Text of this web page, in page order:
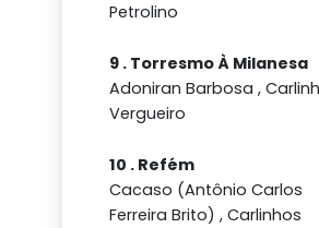
Petrolino
9 . Torresmo À Milanesa
Adoniran Barbosa ,
Vergueiro
10 . Refém
Cacaso (Antônio Carlos
Ferreira Brito) , Carlinhos